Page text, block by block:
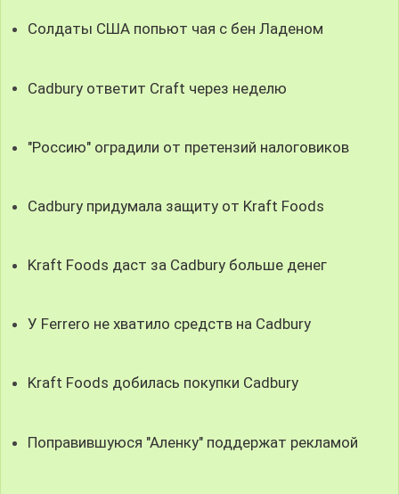
Солдаты США попьют чая с бен Ладеном
Cadbury ответит Craft через неделю
"Россию" оградили от претензий налоговиков
Cadbury придумала защиту от Kraft Foods
Kraft Foods даст за Cadbury больше денег
У Ferrero не хватило средств на Cadbury
Kraft Foods добилась покупки Cadbury
Поправившуюся "Аленку" поддержат рекламой